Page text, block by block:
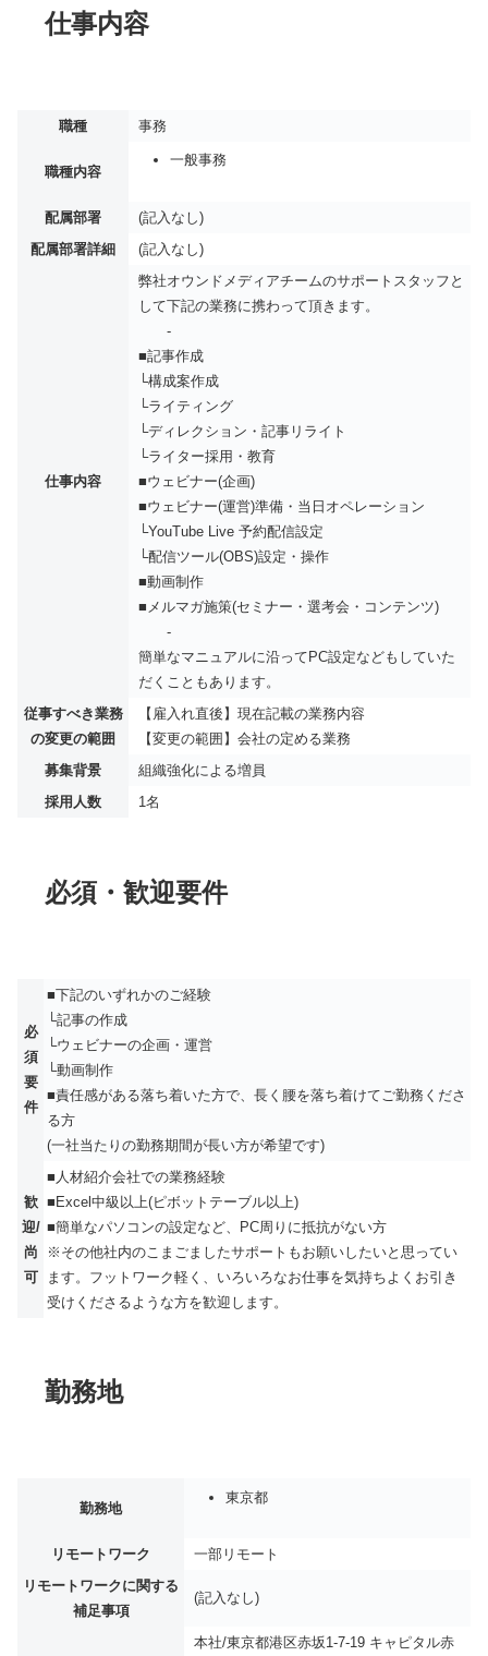
仕事内容
職種 事務
職種内容
一般事務
配属部署
(記入なし)
配属部署詳細
(記入なし)
仕事内容
弊社オウンドメディアチームのサポートスタッフと
して下記の業務に携わって頂きます。
-
■記事作成
└構成案作成
└ライティング
└ディレクション・記事リライト
└ライター採⽤・教育
■ウェビナー(企画)
■ウェビナー(運営)準備・当⽇オペレーション
└YouTube Live 予約配信設定
└配信ツール(OBS)設定・操作
■動画制作
■メルマガ施策(セミナー・選考会・コンテンツ)
-
簡単なマニュアルに沿ってPC設定などもしていた
だくこともあります。
従事すべき業務
の変更の範囲
【雇入れ直後】現在記載の業務内容
【変更の範囲】会社の定める業務
募集背景
組織強化による増員
採用人数
1名
必須・歓迎要件
必
須
要
件
■下記のいずれかのご経験
└記事の作成
└ウェビナーの企画・運営
└動画制作
■責任感がある落ち着いた⽅で、⻑く腰を落ち着けてご勤務くださ
る⽅
(⼀社当たりの勤務期間が⻑い⽅が希望です)
歓
迎/
尚
可
■⼈材紹介会社での業務経験
■Excel中級以上(ピボットテーブル以上)
■簡単なパソコンの設定など、PC周りに抵抗がない⽅
※その他社内のこまごましたサポートもお願いしたいと思ってい
ます。フットワーク軽く、いろいろなお仕事を気持ちよくお引き
受けくださるような⽅を歓迎します。
勤務地
勤務地
東京都
リモートワーク
一部リモート
リモートワークに関する
補足事項
(記入なし)
本社/東京都港区赤坂1-7-19 キャピタル赤